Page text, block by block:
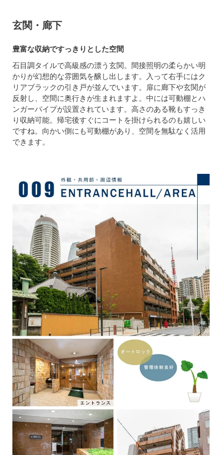
玄関・廊下
豊富な収納ですっきりとした空間
石目調タイルで高級感の漂う玄関。間接照明の柔らかい明
かりが幻想的な雰囲気を醸し出します。入って右手にはク
リアブラックの引き戸が並んでいます。扉に廊下や玄関が
反射し、空間に奥行きが生まれますよ。中には可動棚とハ
ンガーパイプが設置されています。高さのある靴もすっき
り収納可能。帰宅後すぐにコートを掛けられるのも嬉しい
ですね。向かい側にも可動棚があり、空間を無駄なく活用
できます。